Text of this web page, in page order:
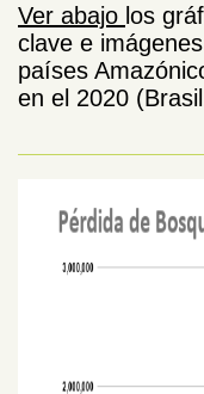
Ver abajo los
clave e
países
en el 2020